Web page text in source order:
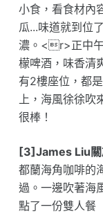
小食，看食材內
瓜...味道就到位
濃。<r>正中
檬啤酒，味香清
有2樓座位，都
上，海風徐徐吹
很棒！
[3]James Liu關
都蘭海角咖啡的
過。一邊吹著海
點了一份雙人餐